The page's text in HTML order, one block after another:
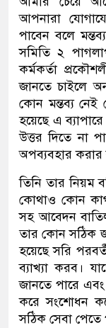
আপনারা
পাবেন বলে
সমিতি ২
কর্মকর্তা
জানতে চাইলে
কোন মন্তব্য
হয়েছে এ
উত্তর দিতে না
অপব্যবহার করার
তিনি তার নিয়ম
কোথাও কোন
সহ আবেদন
তার কোন সঠিক
হয়েছে সরি
ব্যাখ্যা করব।
জানতে পারে
করে সংশোধন
সঠিক সেবা পেতে